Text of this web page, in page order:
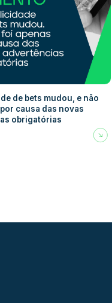
de bets mudou, e não
causa das novas
obrigatórias